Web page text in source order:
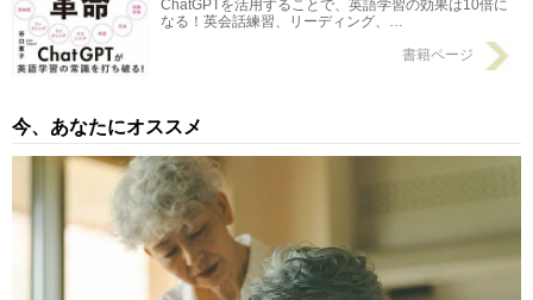
ChatGPTを活用することで、英語学習の効果は10倍に
なる！英会話練習、リーディング、…
書籍ページ
今、あなたにオススメ